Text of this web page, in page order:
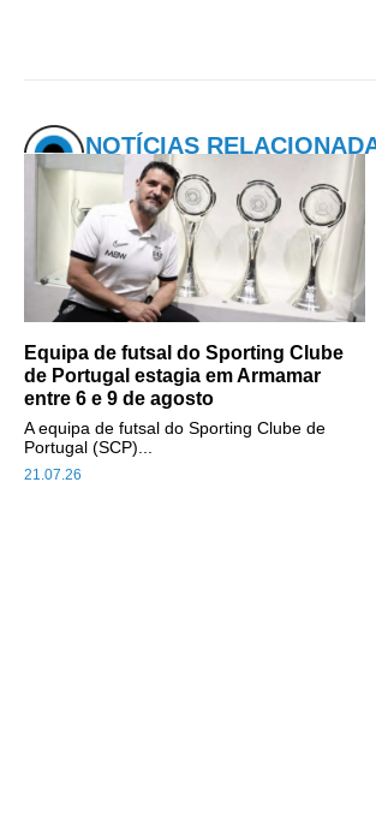
NOTÍCIAS
Equipa de futsal do Sporting Clube
de Portugal estagia em Armamar
entre 6 e 9 de agosto
21.07.26
A equipa de futsal do Sporting Clube de
Portugal (SCP)...